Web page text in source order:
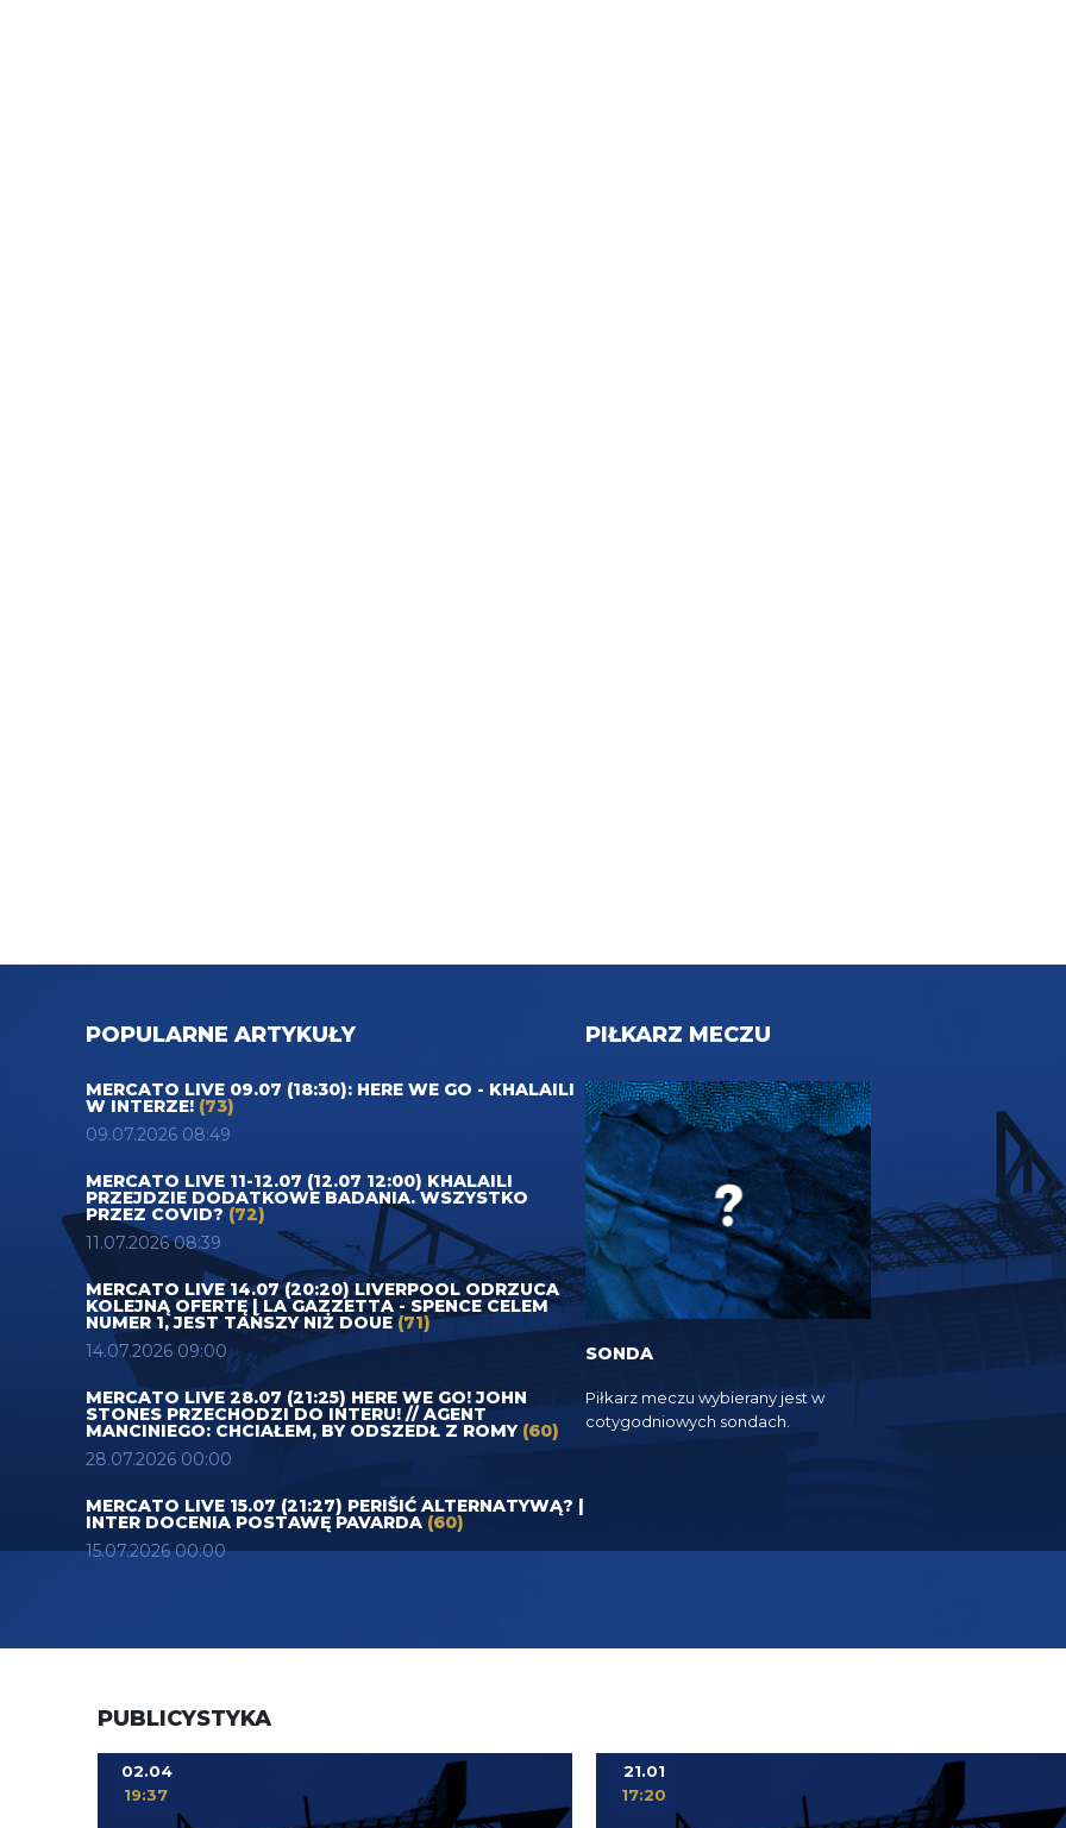
POPULARNE ARTYKUŁY
MERCATO LIVE 09.07 (18:30): HERE WE GO - KHALAILI
W INTERZE! (73)
09.07.2026 08:49
MERCATO LIVE 11-12.07 (12.07 12:00) KHALAILI
PRZEJDZIE DODATKOWE BADANIA. WSZYSTKO
PRZEZ COVID? (72)
11.07.2026 08:39
MERCATO LIVE 14.07 (20:20) LIVERPOOL ODRZUCA
KOLEJNĄ OFERTĘ | LA GAZZETTA - SPENCE CELEM
NUMER 1, JEST TAŃSZY NIŻ DOUE(71)
14.07.2026 09:00
MERCATO LIVE 28.07 (21:25) HERE WE GO! JOHN
STONES PRZECHODZI DO INTERU! // AGENT
MANCINIEGO: CHCIAŁEM, BY ODSZEDŁ Z ROMY (60)
28.07.2026 00:00
MERCATO LIVE 15.07 (21:27) PERIŠIĆ ALTERNATYWĄ? |
INTER DOCENIA POSTAWĘ PAVARDA (60)
15.07.2026 00:00
PIŁKARZ MECZU
SONDA
Piłkarz meczu wybierany jest w
cotygodniowych sondach.
PUBLICYSTYKA
02.04
19:37
21.01
17:20